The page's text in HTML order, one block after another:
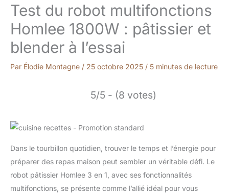
Test du robot multifonctions
Homlee 1800W : pâtissier et
blender à l’essai
Par Élodie Montagne / 25 octobre 2025 / 5 minutes de lecture
5/5 - (8 votes)
Dans le tourbillon quotidien, trouver le temps et l’énergie pour
préparer des repas maison peut sembler un véritable défi. Le
robot pâtissier Homlee 3 en 1, avec ses fonctionnalités
multifonctions, se présente comme l’allié idéal pour vous